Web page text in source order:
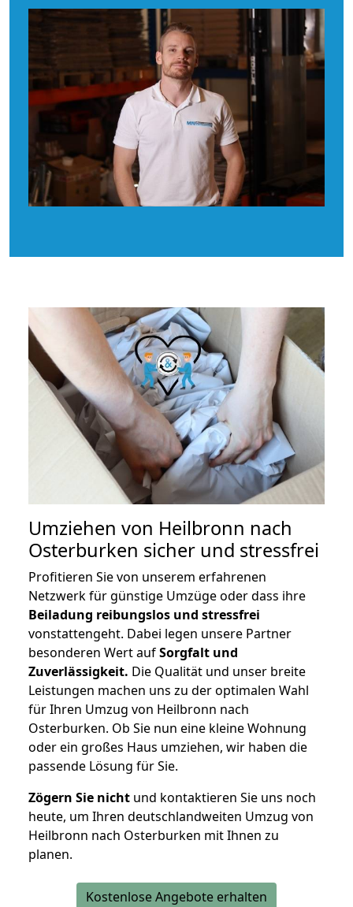
Umziehen von Heilbronn nach
Osterburken sicher und stressfrei
Profitieren Sie von unserem erfahrenen
Netzwerk für günstige Umzüge oder dass ihre
Beiladung reibungslos und stressfrei
vonstattengeht. Dabei legen unsere Partner
besonderen Wert aufSorgfalt und
Zuverlässigkeit. Die Qualität und unser breite
Leistungen machen uns zu der optimalen Wahl
für Ihren Umzug von Heilbronn nach
Osterburken. Ob Sie nun eine kleine Wohnung
oder ein großes Haus umziehen, wir haben die
passende Lösung für Sie.
Zögern Sie nicht und kontaktieren Sie uns noch
heute, um Ihren deutschlandweiten Umzug von
Heilbronn nach Osterburken mit Ihnen zu
planen.
Kostenlose Angebote erhalten